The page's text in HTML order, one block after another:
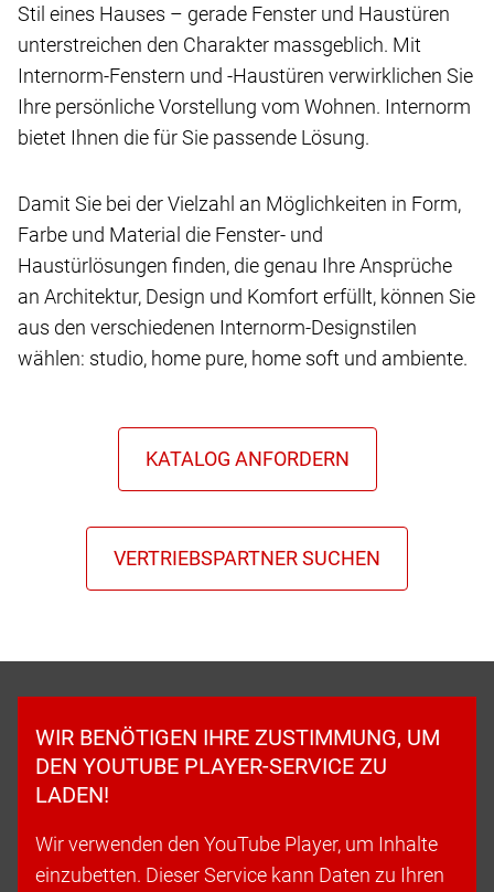
Stil eines Hauses – gerade Fenster und Haustüren
unterstreichen den Charakter massgeblich. Mit
Internorm-Fenstern und -Haustüren verwirklichen Sie
Ihre persönliche Vorstellung vom Wohnen. Internorm
bietet Ihnen die für Sie passende Lösung.
Damit Sie bei der Vielzahl an Möglichkeiten in Form,
Farbe und Material die Fenster- und
Haustürlösungen finden, die genau Ihre Ansprüche
an Architektur, Design und Komfort erfüllt, können Sie
aus den verschiedenen Internorm-Designstilen
wählen: studio, home pure, home soft und ambiente.
WIR BENÖTIGEN IHRE ZUSTIMMUNG, UM
DEN YOUTUBE PLAYER-SERVICE ZU
LADEN!
Wir verwenden den YouTube Player, um Inhalte
einzubetten. Dieser Service kann Daten zu Ihren